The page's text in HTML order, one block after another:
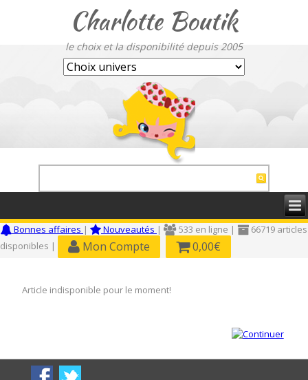
Charlotte Boutik
le choix et la disponibilité depuis 2005
Bonnes affaires | Nouveautés | 533 en ligne |
66719 articles
disponibles |
Mon Compte 0,00€
Article indisponible pour le moment!